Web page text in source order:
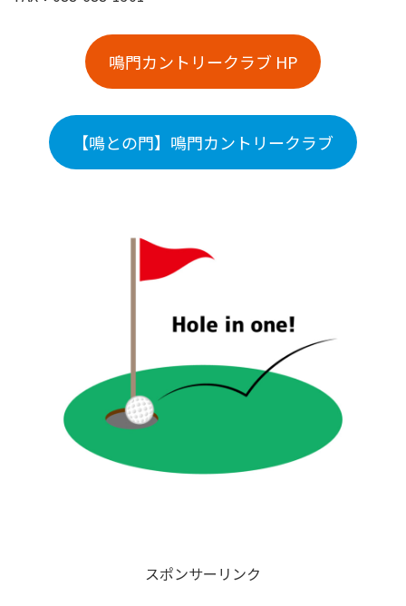
鳴門カントリークラブ HP
【鳴との門】鳴門カントリークラブ
スポンサーリンク